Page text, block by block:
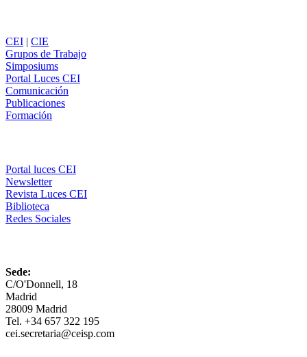
CEI | CIE
Grupos de Trabajo
Simposiums
Portal Luces CEI
Comunicación
Publicaciones
Formación
Portal luces CEI
Newsletter
Revista Luces CEI
Biblioteca
Redes Sociales
Sede:
C/O'Donnell, 18
Madrid
28009 Madrid
Tel. +34 657 322 195
cei.secretaria@ceisp.com